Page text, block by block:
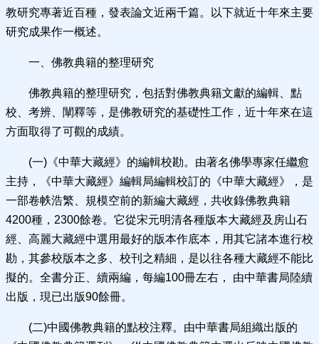
教研究專著近百種，發表論文近兩千篇。以下就近十年來主要
研究成果作一概述。
一、佛教典籍的整理研究
佛教典籍的整理研究，包括對佛教典籍文獻的編輯、點
校、考辨、闡釋等，是佛教研究的基礎性工作，近十年來在這
方面取得了可觀的成績。
(一)《中華大藏經》的編輯校勘。由著名佛學專家任繼愈
主持，《中華大藏經》編輯局編輯校訂的《中華大藏經》，是
一部卷帙浩繁、規模空前的新編大藏經，共收錄佛教典籍
4200種，2300餘卷。它從宋元明清各種版本大藏經及房山石
經、高麗大藏經中選用最好的版本作底本，用其它諸本進行校
勘，其參校版本之多、校刊之精細，是以往各種大藏經不能比
擬的。全書分正、續兩編，每編100冊左右， 由中華書局陸續
出版，現已出版90餘冊。
(二)中國佛教典籍的點校注釋。由中華書局組織出版的